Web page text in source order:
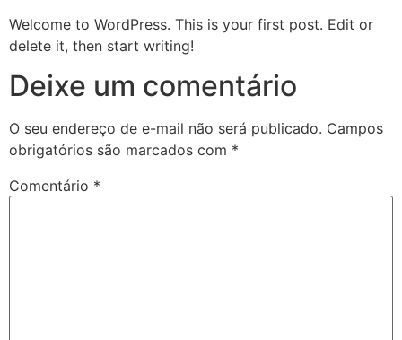
Welcome to WordPress. This is your first post. Edit or
delete it, then start writing!
Deixe um comentário
O seu endereço de e-mail não será publicado. Campos
obrigatórios são marcados com *
Comentário *